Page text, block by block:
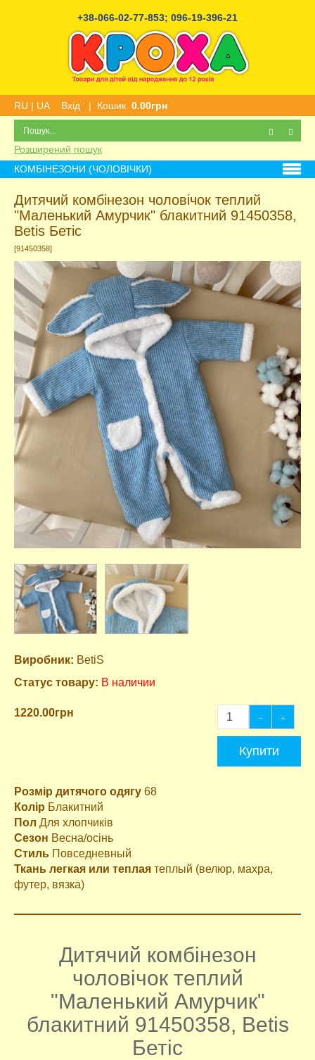
+38-066-02-77-853; 096-19-396-21
RU | UA Вхід | Кошик 0.00грн
Розширений пошук
КОМБІНЕЗОНИ (ЧОЛОВІЧКИ)
Дитячий комбінезон чоловічок теплий
"Маленький Амурчик" блакитний 91450358,
Betis Бетіс
[91450358]
Виробник: BetiS
Статус товару: В наличии
1220.00грн
Купити
Розмір дитячого одягу 68
Колір Блакитний
Пол Для хлопчиків
Сезон Весна/осінь
Стиль Повседневный
Ткань легкая или теплая теплый (велюр, махра,
футер, вязка)
Дитячий комбінезон
чоловічок теплий
"Маленький Амурчик"
блакитний 91450358, Betis
Бетіс